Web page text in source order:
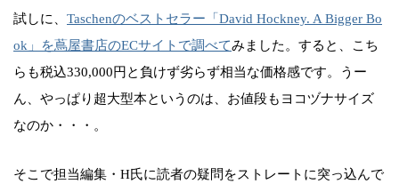
試しに、 Taschenのベストセラー「David Hockney. A Bigger Bo
ok」を蔦屋書店のECサイトで調べてみました。すると、こち
らも税込330,000円と負けず劣らず相当な価格感です。うー
ん、やっぱり超大型本というのは、お値段もヨコヅナサイズ
なのか・・・。
そこで担当編集・H氏に読者の疑問をストレートに突っ込んで